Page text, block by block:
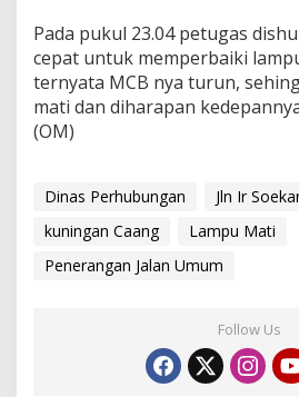
Pada pukul 23.04 petugas
cepat untuk memperbaiki
ternyata MCB nya turun,
mati dan diharapan
(OM)
Dinas Perhubungan
Jln Ir
kuningan Caang
Lampu Mati
Penerangan Jalan Umum
Follow Us